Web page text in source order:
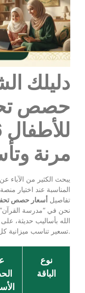
دليلك
حصص
مرنة
يبحث الكثير من الآباء
المناسبة عند اختيار
تفاصيل أسعار حصص تحفيظ
نحن في “مدرسة
الله بأساليب حديثة،
تسعير تناسب ميزانية كل أسرة لضمان الاستمرارية.
نوع
الباقة